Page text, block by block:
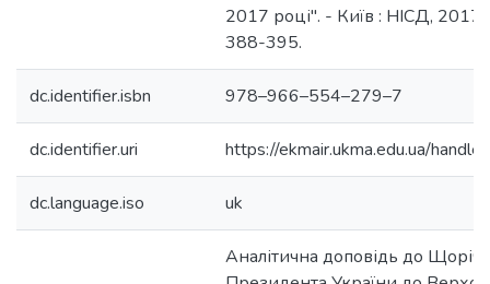
2017 році". - Київ : НІСД, 2017.
388-395.
dc.identifier.isbn 978–966–554–279–7
dc.identifier.uri https://ekmair.ukma.edu.ua/
dc.language.iso uk
Аналітична доповідь до